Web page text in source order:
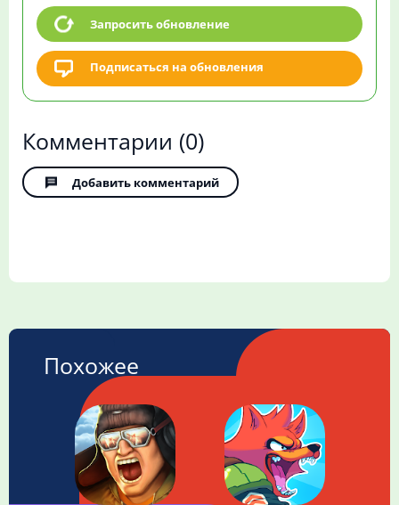
Запросить обновление
Подписаться на обновления
Комментарии (0)
Добавить комментарий
Похожее